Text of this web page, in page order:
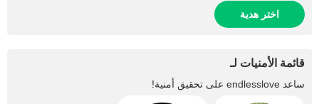
اختر هدية
قائمة الأمنيات لـ
ساعد endlesslove على تحقيق أمنية!